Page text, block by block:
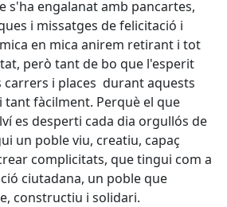
s'ha engalanat amb pancartes,
i missatges de felicitació i
en mica anirem retirant i tot
però tant de bo que l'esperit
carrers i places durant aquests
tant fàcilment. Perquè el que
es desperti cada dia orgullós de
un poble viu, creatiu, capaç
complicitats, que tingui com a
ciutadana, un poble que
constructiu i solidari.